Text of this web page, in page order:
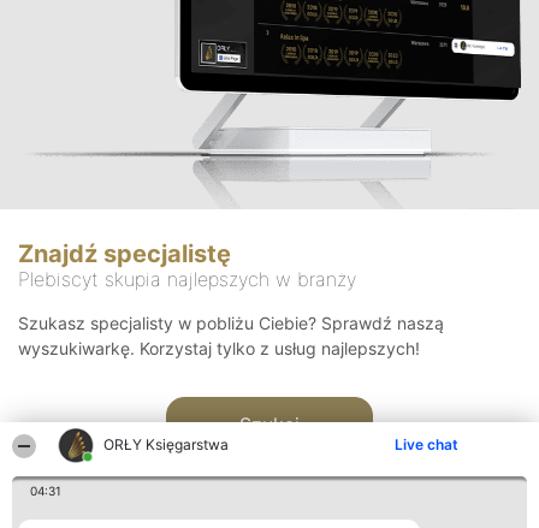
ORŁY Księgarstwa Live chat
04:31
Znajdź specjalistę
Plebiscyt skupia najlepszych w branży
Szukasz specjalisty w pobliżu Ciebie? Sprawdź naszą
wyszukiwarkę. Korzystaj tylko z usług najlepszych!
Szukaj